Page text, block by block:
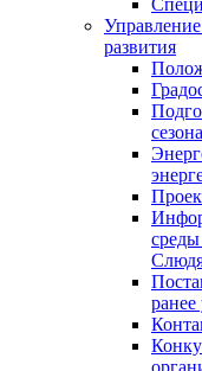
развития